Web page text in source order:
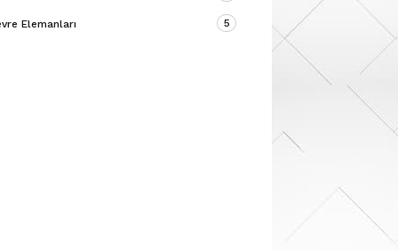
Elemanları 5